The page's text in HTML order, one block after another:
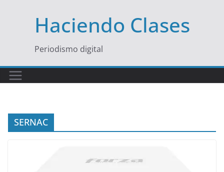
contenidoHaciendo Clases
Periodismo digital
SERNAC